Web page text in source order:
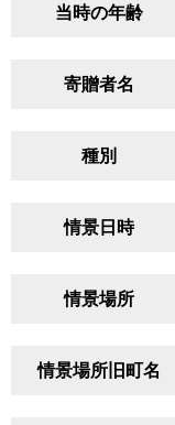
当時の年齢
寄贈者名
種別
情景日時
情景場所
情景場所旧町名